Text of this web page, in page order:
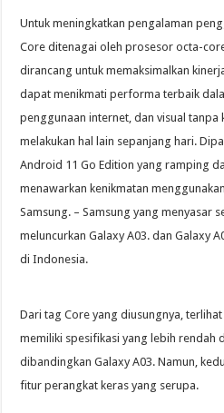
Untuk meningkatkan pengalaman
Core ditenagai oleh prosesor octa-
dirancang untuk memaksimalkan
dapat menikmati performa terbaik
penggunaan internet, dan visual
melakukan hal lain sepanjang hari.
Android 11 Go Edition yang ramping
menawarkan kenikmatan
Samsung. – Samsung yang menyasar
meluncurkan Galaxy A03. dan Galaxy
di Indonesia.
Dari tag Core yang diusungnya,
memiliki spesifikasi yang lebih rendah
dibandingkan Galaxy A03. Namun,
fitur perangkat keras yang serupa.